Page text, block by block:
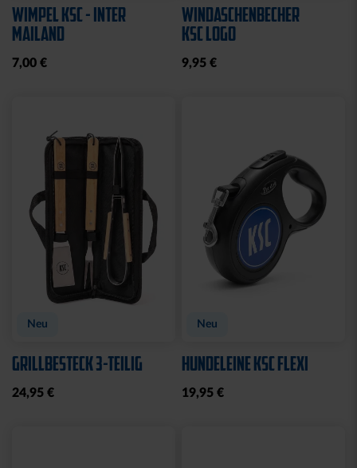
WIMPEL KSC - INTER
MAILAND
7,00 €
WINDASCHENBECHER
KSC LOGO
9,95 €
Neu
GRILLBESTECK 3-TEILIG
24,95 €
Neu
HUNDELEINE KSC FLEXI
19,95 €